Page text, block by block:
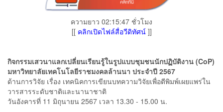
ความยาว 02:15:47 ชั่วโมง
[[ คลิกเปิดไฟล์สื่อวีดิทัศน์ ]]
กิจกรรมเสวนาแลกเปลี่ยนเรียนรู้ในรูปแบบชุมชนนักปฏิบัติงาน (CoP)
มหาวิทยาลัยเทคโนโลยีราชมงคลล้านนา ประจำปี 2567
ด้านการวิจัย เรื่อง เทคนิคการเขียนบทความวิจัยเพื่อตีพิมพ์เผยแพร่ใน
วารสารระดับชาติและนานาชาติ
วันอังคารที่ 11 มิถุนายน 2567 เวลา 13.30 - 15.00 น.